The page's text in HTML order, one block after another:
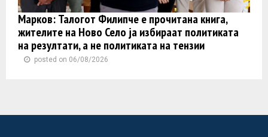
Марков: Талогот Филипче е прочитана книга,
жителите на Ново Село ја избираат политиката
на резултати, а не политиката на тензии
posted on 06/08/2026